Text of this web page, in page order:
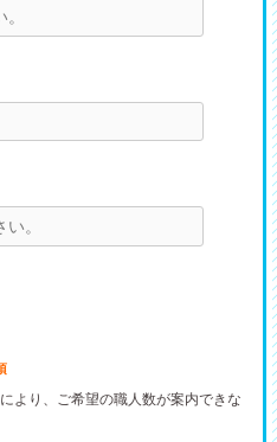
より、ご希望の職人数が案内できな